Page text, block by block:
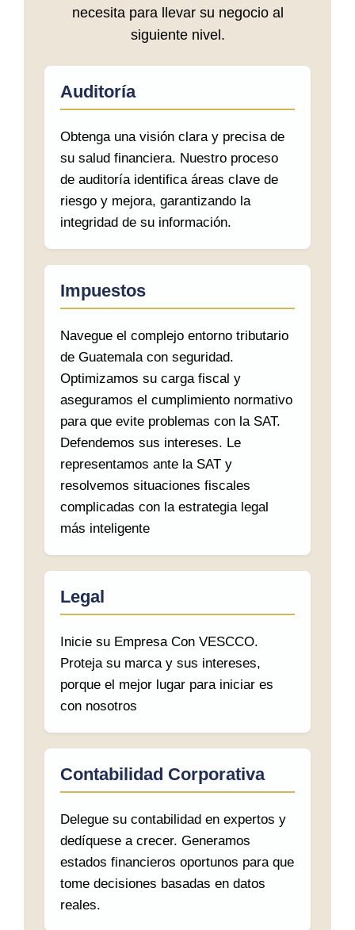
necesita para llevar su negocio al
siguiente nivel.
Auditoría
Obtenga una visión clara y precisa de
su salud financiera. Nuestro proceso
de auditoría identifica áreas clave de
riesgo y mejora, garantizando la
integridad de su información.
Impuestos
Navegue el complejo entorno tributario
de Guatemala con seguridad.
Optimizamos su carga fiscal y
aseguramos el cumplimiento normativo
para que evite problemas con la SAT.
Defendemos sus intereses. Le
representamos ante la SAT y
resolvemos situaciones fiscales
complicadas con la estrategia legal
más inteligente
Legal
Inicie su Empresa Con VESCCO.
Proteja su marca y sus intereses,
porque el mejor lugar para iniciar es
con nosotros
Contabilidad Corporativa
Delegue su contabilidad en expertos y
dedíquese a crecer. Generamos
estados financieros oportunos para que
tome decisiones basadas en datos
reales.